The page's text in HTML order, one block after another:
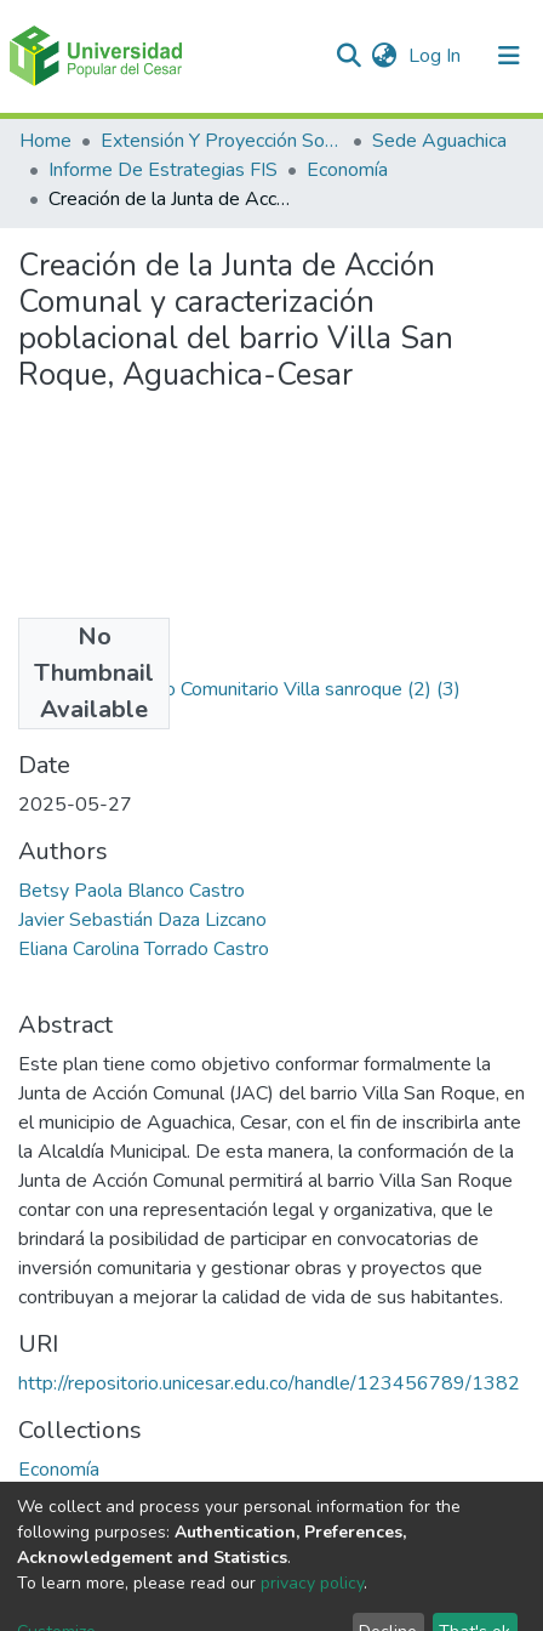
Log In (current)
Communities & Collections
All of DSpace
Home Extensión Y Proyección Social
Sede Aguachica
Informe De Estrategias FIS
Economía
Creación de la Junta de Acción Comunal y caracterización poblacional del barrio Villa San Roque, Aguachica-Cesar
Creación de la Junta de Acción
Comunal y caracterización
poblacional del barrio Villa San
Roque, Aguachica-Cesar
No
Thumbnail
Available
Plan de Desarrollo Comunitario Villa sanroque (2) (3)
(1).pdf(2.3 MB)
Date
2025-05-27
Authors
Betsy Paola Blanco Castro
Javier Sebastián Daza Lizcano
Eliana Carolina Torrado Castro
Abstract
Este plan tiene como objetivo conformar formalmente la
Junta de Acción Comunal (JAC) del barrio Villa San Roque, en
el municipio de Aguachica, Cesar, con el fin de inscribirla ante
la Alcaldía Municipal. De esta manera, la conformación de la
Junta de Acción Comunal permitirá al barrio Villa San Roque
contar con una representación legal y organizativa, que le
brindará la posibilidad de participar en convocatorias de
inversión comunitaria y gestionar obras y proyectos que
contribuyan a mejorar la calidad de vida de sus habitantes.
URI
http://repositorio.unicesar.edu.co/handle/123456789/1382
Collections
Economía
Full item page
DSpace software copyright © 2002-2026
Cookie End User Send
We collect and process your personal information for the
following purposes: Authentication, Preferences,
Acknowledgement and Statistics.
To learn more, please read our privacy policy.